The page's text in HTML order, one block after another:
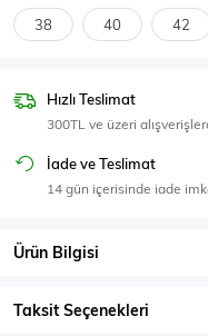
SPOR GİYİM
Eşofman Üstü
38 40 42
Hızlı Teslimat
300TL ve üzeri
İade ve Teslimat
14 gün içerisinde iade
Ürün Bilgisi
Taksit Seçenekleri